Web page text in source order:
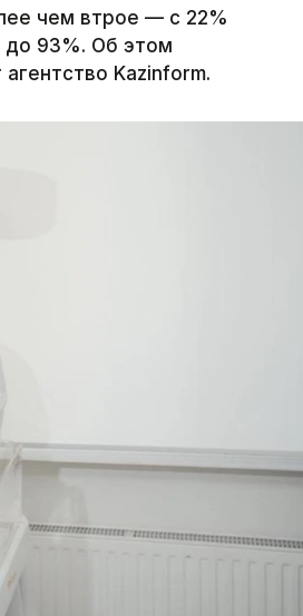
чем втрое — с 22%
до 93%. Об этом
Kazinform.